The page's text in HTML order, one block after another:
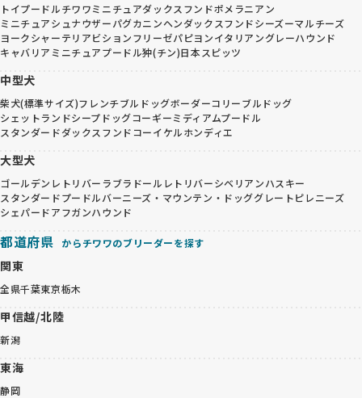
トイプードルチワワミニチュアダックスフンドポメラニアン
ミニチュアシュナウザーパグカニンヘンダックスフンドシーズーマルチーズ
ヨークシャーテリアビションフリーゼパピヨンイタリアングレーハウンド
キャバリア ミニチュアプードル狆(チン)日本スピッツ
中型犬
柴犬(標準サイズ)フレンチブルドッグボーダーコリーブルドッグ
シェットランドシープドッグコーギーミディアムプードル
スタンダードダックスフンドコーイケルホンディエ
大型犬
ゴールデンレトリバー ラブラドールレトリバーシベリアンハスキー
スタンダードプードルバーニーズ・マウンテン・ドッググレートピレニーズ
シェパードアフガンハウンド
都道府県 からチワワのブリーダーを探す
関東
全県千葉東京栃木
甲信越/北陸
新潟
東海
静岡